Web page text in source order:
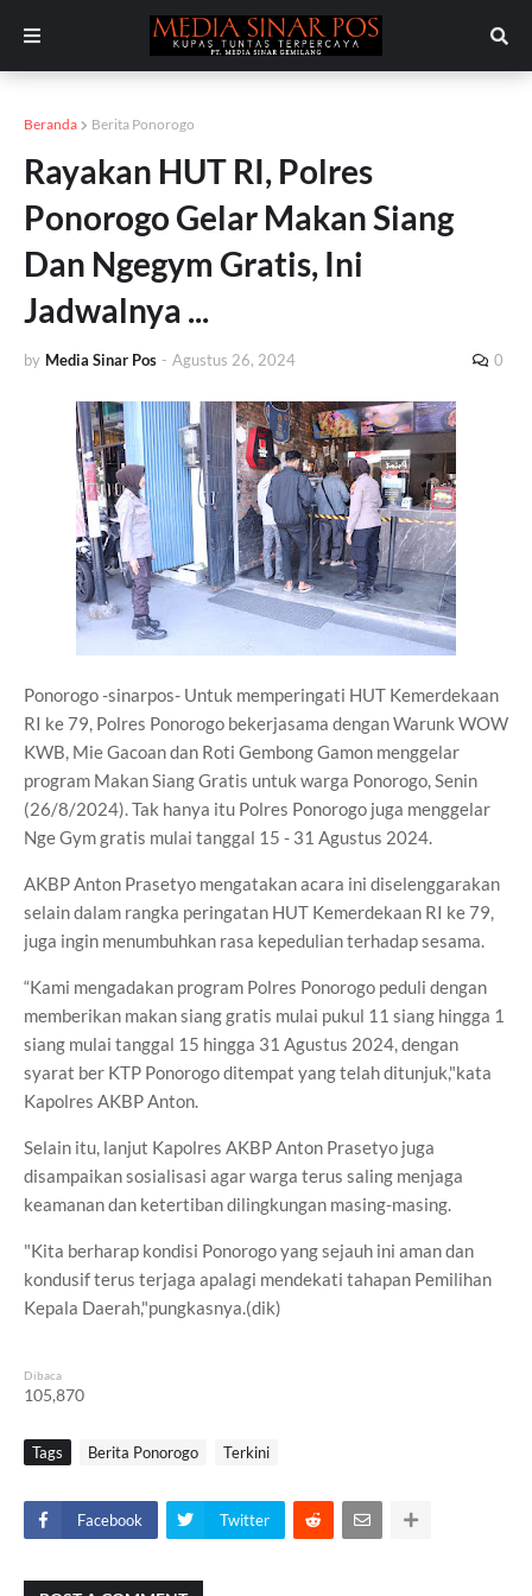
Beranda Berita Ponorogo
Rayakan HUT RI, Polres
Ponorogo Gelar Makan Siang
Dan Ngegym Gratis, Ini
Jadwalnya ...
by Media Sinar Pos - Agustus 26, 2024 0
Ponorogo -sinarpos- Untuk memperingati HUT Kemerdekaan
RI ke 79, Polres Ponorogo bekerjasama dengan Warunk WOW
KWB, Mie Gacoan dan Roti Gembong Gamon menggelar
program Makan Siang Gratis untuk warga Ponorogo, Senin
(26/8/2024). Tak hanya itu Polres Ponorogo juga menggelar
Nge Gym gratis mulai tanggal 15 - 31 Agustus 2024.
AKBP Anton Prasetyo mengatakan acara ini diselenggarakan
selain dalam rangka peringatan HUT Kemerdekaan RI ke 79,
juga ingin menumbuhkan rasa kepedulian terhadap sesama.
“Kami mengadakan program Polres Ponorogo peduli dengan
memberikan makan siang gratis mulai pukul 11 siang hingga 1
siang mulai tanggal 15 hingga 31 Agustus 2024, dengan
syarat ber KTP Ponorogo ditempat yang telah ditunjuk,"kata
Kapolres AKBP Anton.
Selain itu, lanjut Kapolres AKBP Anton Prasetyo juga
disampaikan sosialisasi agar warga terus saling menjaga
keamanan dan ketertiban dilingkungan masing-masing.
"Kita berharap kondisi Ponorogo yang sejauh ini aman dan
kondusif terus terjaga apalagi mendekati tahapan Pemilihan
Kepala Daerah,"pungkasnya.(dik)
Dibaca
105,870
Tags Berita Ponorogo Terkini
Facebook Twitter